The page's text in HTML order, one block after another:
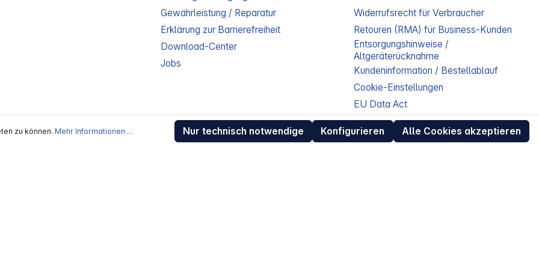
Gewährleistung / Reparatur
Erklärung zur Barrierefreiheit
Download-Center
Jobs
Widerrufsrecht für Verbraucher
Retouren (RMA) für Business-Kunden
Entsorgungshinweise /
Altgeräterücknahme
Kundeninformation / Bestellablauf
Cookie-Einstellungen
EU Data Act
, wenn nicht anders beschrieben
zu können. Mehr Informationen ... Nur technisch notwendige Konfigurieren Alle Cookies akzeptieren